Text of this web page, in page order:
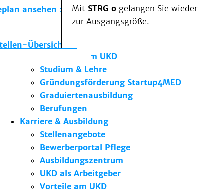
ansehen
Übersicht
Mit STRG o gelangen Sie wieder
zur Ausgangsgröße.
Notfall
Forschung & Lehre
Die Institute des UKD
Forschung am UKD
Studium & Lehre
Gründungsförderung Startup4MED
Graduiertenausbildung
Berufungen
Karriere & Ausbildung
Stellenangebote
Bewerberportal Pflege
Ausbildungszentrum
UKD als Arbeitgeber
Vorteile am UKD